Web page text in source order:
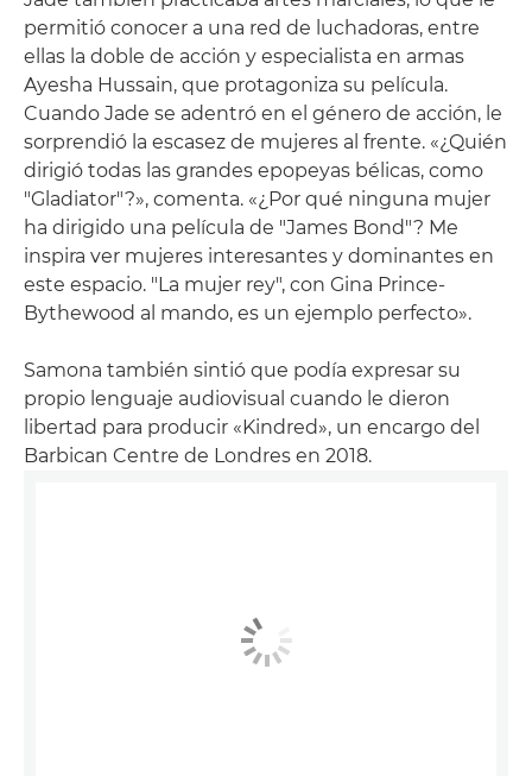
permitió conocer a una red de luchadoras, entre
ellas la doble de acción y especialista en armas
Ayesha Hussain, que protagoniza su película.
Cuando Jade se adentró en el género de acción, le
sorprendió la escasez de mujeres al frente. «¿Quién
dirigió todas las grandes epopeyas bélicas, como
"Gladiator"?», comenta. «¿Por qué ninguna mujer
ha dirigido una película de "James Bond"? Me
inspira ver mujeres interesantes y dominantes en
este espacio. "La mujer rey", con Gina Prince-
Bythewood al mando, es un ejemplo perfecto».
Samona también sintió que podía expresar su
propio lenguaje audiovisual cuando le dieron
libertad para producir «Kindred», un encargo del
Barbican Centre de Londres en 2018.